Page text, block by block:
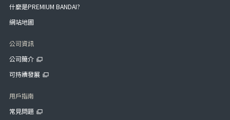
什麼是PREMIUM BANDAI?
網站地圖
公司資訊
公司簡介
可持續發展
用戶指南
常見問題